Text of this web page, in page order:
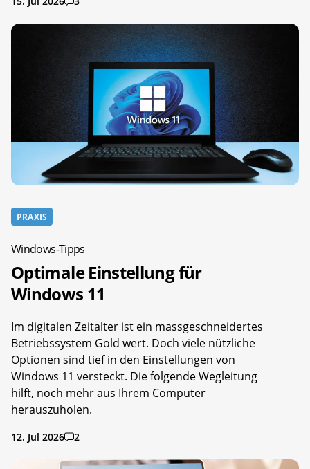
PRAXIS
Windows-Tipps
Optimale Einstellung für
Windows 11
Im digitalen Zeitalter ist ein massgeschneidertes
Betriebssystem Gold wert. Doch viele nützliche
Optionen sind tief in den Einstellungen von
Windows 11 versteckt. Die folgende Wegleitung
hilft, noch mehr aus Ihrem Computer
herauszuholen.
12. Jul 2026 2